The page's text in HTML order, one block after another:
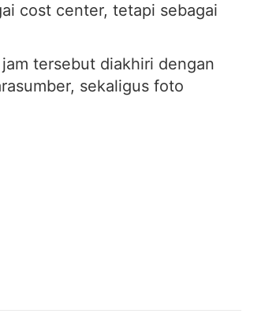
cost center, tetapi sebagai
tersebut diakhiri dengan
sekaligus foto